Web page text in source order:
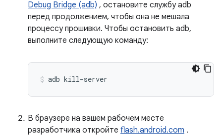
Debug Bridge (adb) , остановите службу adb
перед продолжением, чтобы она не мешала
процессу прошивки. Чтобы остановить adb,
выполните следующую команду:
adb kill-server
В браузере на вашем рабочем месте
разработчика откройте flash.android.com .